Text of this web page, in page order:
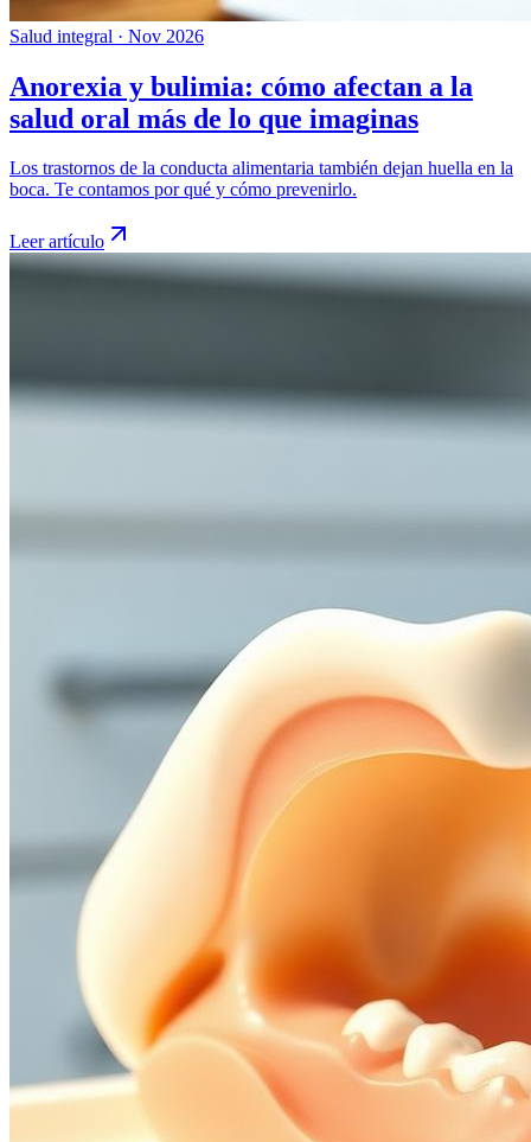
Salud integral · Nov 2026
Anorexia y bulimia: cómo afectan a la
salud oral más de lo que imaginas
Los trastornos de la conducta alimentaria también dejan huella en la
boca. Te contamos por qué y cómo prevenirlo.
Leer artículo